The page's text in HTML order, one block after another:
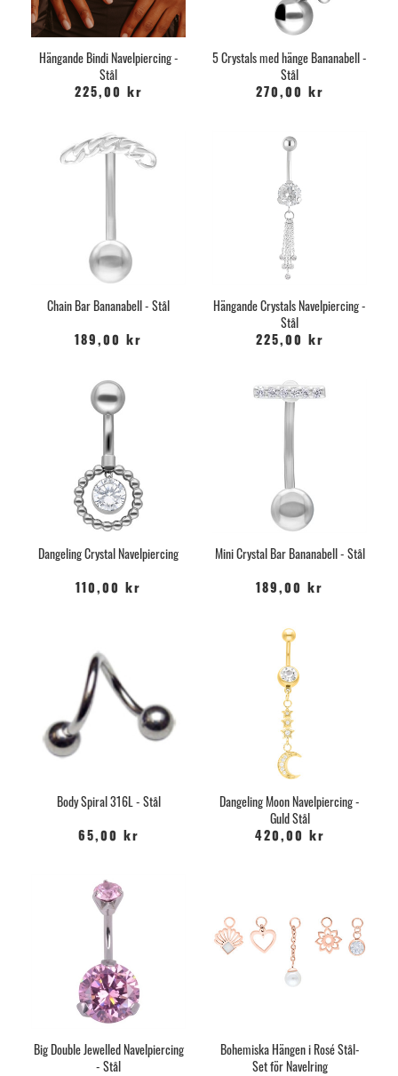
Hängande Bindi Navelpiercing -
Stål
225,00 kr
5 Crystals med hänge Bananabell -
Stål
270,00 kr
Chain Bar Bananabell - Stål
189,00 kr
Hängande Crystals Navelpiercing -
Stål
225,00 kr
Dangeling Crystal Navelpiercing
110,00 kr
Mini Crystal Bar Bananabell - Stål
189,00 kr
Body Spiral 316L - Stål
65,00 kr
Dangeling Moon Navelpiercing -
Guld Stål
420,00 kr
Big Double Jewelled Navelpiercing
- Stål
Bohemiska Hängen i Rosé Stål-
Set för Navelring